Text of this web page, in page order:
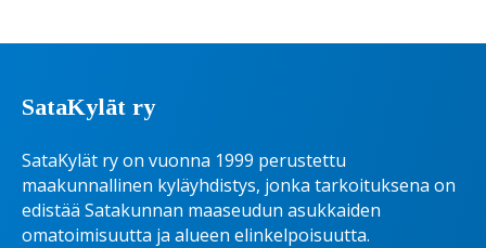
SataKylät ry
SataKylät ry on vuonna 1999 perustettu
maakunnallinen kyläyhdistys, jonka tarkoituksena on
edistää Satakunnan maaseudun asukkaiden
omatoimisuutta ja alueen elinkelpoisuutta.